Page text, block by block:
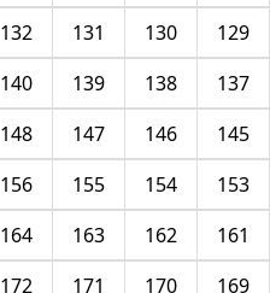
129
130
131
132
137
138
139
140
145
146
147
148
153
154
155
156
161
162
163
164
169
170
171
172